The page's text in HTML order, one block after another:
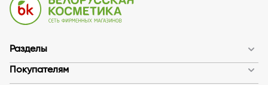
Разделы
Покупателям